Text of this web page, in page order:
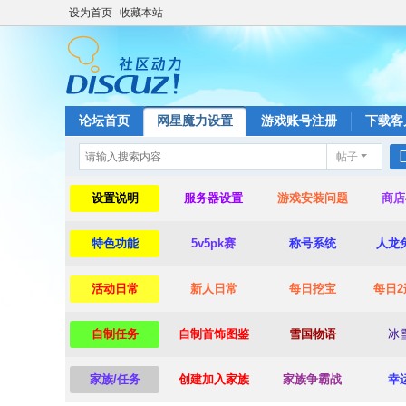
设为首页 收藏本站
论坛首页 网星魔力设置 游戏账号注册 下载客
帖子
设置说明 服务器设置 游戏安装问题 商
特色功能 5v5pk赛 称号系统 人龙
活动日常 新人日常 每日挖宝 每日
自制任务 自制首饰图鉴 雪国物语 冰
家族/任务 创建加入家族 家族争霸战 幸